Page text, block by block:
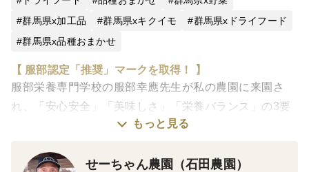
群馬県x加工品
群馬県xキクイモ
群馬県xドライフード
群馬県x品種おまかせ
【 服部認定「推奨」マークを取得！ 】
服部栄養専門学校の服部幸應先生が私の農園に来園さ
れ、「安心安全」「美味しさ」「栄養バランス」の3要
素を数値を交えながら客観的に審査してくださいまし
奨」として認定されました。
もっと見る
せーちゃん農園（石田農園）